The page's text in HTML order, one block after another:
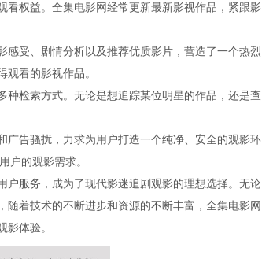
权益。全集电影网经常更新最新影视作品，紧跟影
受、剧情分析以及推荐优质影片，营造了一个热烈
看的影视作品。
检索方式。无论是想追踪某位明星的作品，还是查
告骚扰，力求为用户打造一个纯净、安全的观影环
户的观影需求。
户服务，成为了现代影迷追剧观影的理想选择。无论
着技术的不断进步和资源的不断丰富，全集电影网
体验。